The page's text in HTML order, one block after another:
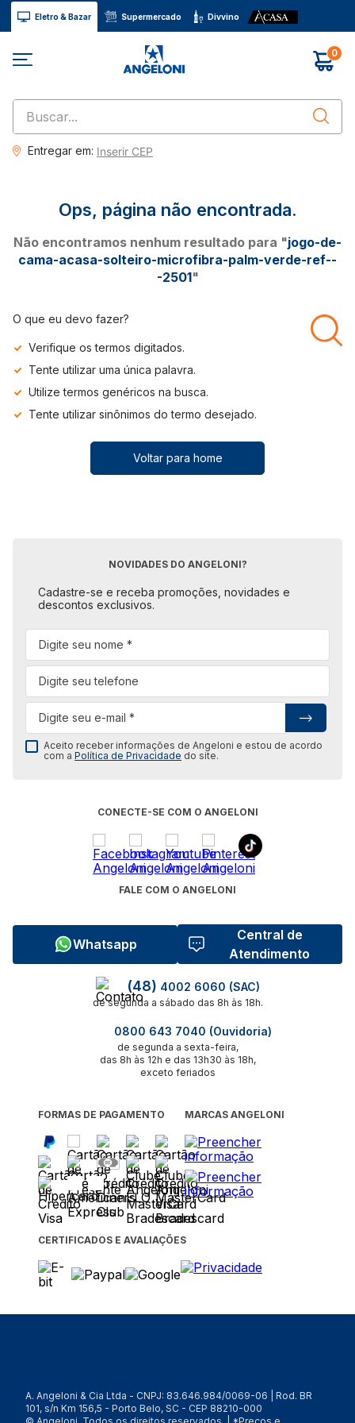
Eletro & Bazar Supermercado Divvino
0
Buscar...
Entregar em: Inserir CEP
Não encontramos nenhum resultado para "jogo-de-
cama-acasa-solteiro-microfibra-palm-verde-ref--
-2501"
O que eu devo fazer?
Verifique os termos digitados.
Tente utilizar uma única palavra.
Utilize termos genéricos na busca.
Tente utilizar sinônimos do termo desejado.
Voltar para home
NOVIDADES DO ANGELONI?
Cadastre-se e receba promoções, novidades e
descontos exclusivos.
Aceito receber informações de Angeloni e estou de acordo
com aPolítica de Privacidade do site.
CONECTE-SE COM O ANGELONI
FALE COM O ANGELONI
Whatsapp
Central de
Atendimento
(48) 4002 6060 (SAC)
de segunda a sábado das 8h às 18h.
0800 643 7040 (Ouvidoria)
de segunda a sexta-feira,
das 8h às 12h e das 13h30 às 18h,
exceto feriados
FORMAS DE PAGAMENTO MARCAS ANGELONI
CERTIFICADOS E AVALIAÇÕES
A. Angeloni & Cia Ltda - CNPJ: 83.646.984/0069-06 | Rod. BR
101, s/n Km 156,5 - Porto Belo, SC - CEP 88210-000